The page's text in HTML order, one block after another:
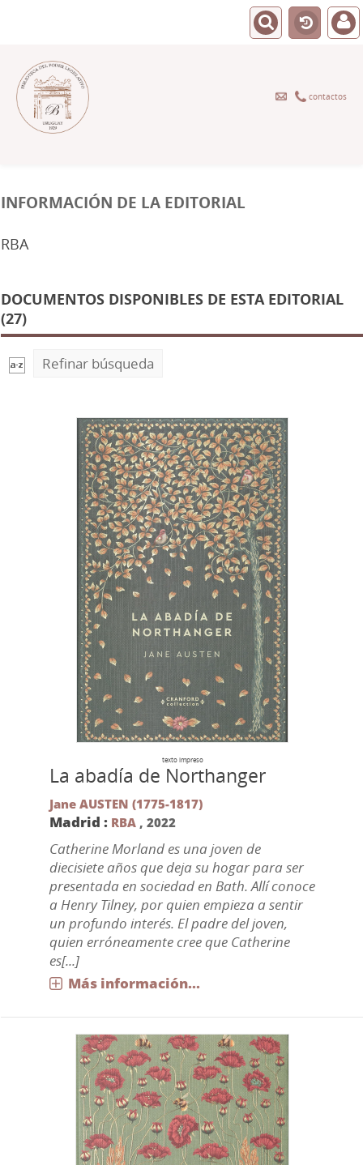
contactos
INFORMACIÓN DE LA EDITORIAL
RBA
DOCUMENTOS DISPONIBLES DE ESTA EDITORIAL
(27)
Refinar búsqueda
texto impreso
La abadía de Northanger
Jane AUSTEN (1775-1817)
Madrid : RBA , 2022
Catherine Morland es una joven de
diecisiete años que deja su hogar para ser
presentada en sociedad en Bath. Allí conoce
a Henry Tilney, por quien empieza a sentir
un profundo interés. El padre del joven,
quien erróneamente cree que Catherine
es[...]
Más información...